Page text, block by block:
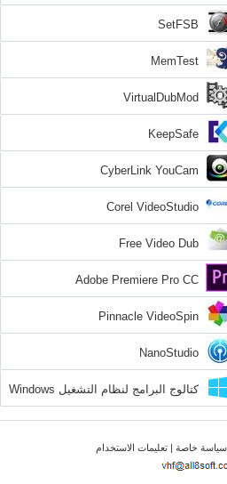
SetFSB
MemTest
VirtualDubMod
KeepSafe
CyberLink YouCam
Corel VideoStudio
Free Video Dub
Adobe Premiere Pro CC
Pinnacle VideoSpin
NanoStudio
كتالوج البرامج لنظام التشغيل Windows
8
خاصة|تعليمات الاستخدام